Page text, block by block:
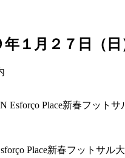
年１月２７日（
Esforço Place新春フット
Place新春フットサル